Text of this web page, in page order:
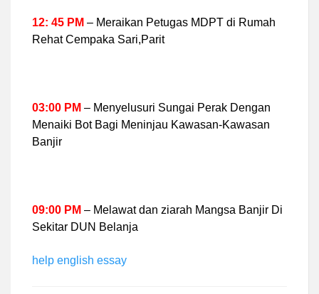
12: 45 PM – Meraikan Petugas MDPT di Rumah
Rehat Cempaka Sari,Parit
03:00 PM – Menyelusuri Sungai Perak Dengan
Menaiki Bot Bagi Meninjau Kawasan-Kawasan
Banjir
09:00 PM – Melawat dan ziarah Mangsa Banjir Di
Sekitar DUN Belanja
help english essay